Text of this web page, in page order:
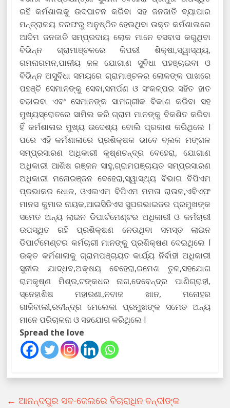
ରହି କର୍ମଶାଳାକୁ ଉଦଘାଟନ କରିବା ସହ ଜନଜାତି ବ୍ୟାପାର
ମନ୍ତ୍ରାଳୟ ତରଫରୁ ଅନୁଷ୍ଠିତ ହେଉଥିବା ଉକ୍ତ କର୍ମଶାଳାରେ
ଆଦିମ ଜନଜାତି ସମ୍ପ୍ରଦାୟ ଲୋକ ମାନେ ବସବାସ କରୁଥିବା
ବିଭିନ୍ନ ଗ୍ରାମାଞ୍ଚଳରେ କିପରୀ ଶିକ୍ଷା,ସ୍ୱାସ୍ଥ୍ୟ,
ଗମନାଗମନ,ପାନୀୟ ଜଳ ଯୋଗାଣ ସୁବିଧା ପହଞ୍ଚାଇବା ଓ
ବିଭିନ୍ନ ଅସୁବିଧା ସମୟରେ ଗ୍ରାମାଞ୍ଚଳର ଲୋକଙ୍କ ପାଖରେ
ପହଞ୍ଚି ସେମାନଙ୍କୁ ସେବା,ସମର୍ପଣ ଓ ସଂକଳ୍ପର ସହିତ ହାତ
ବଢାଇବା ଏବଂ ସେମାନଙ୍କ ସାମଗ୍ରୀକ ବିକାଶ କରିବା ସହ
ମୁଖ୍ୟସ୍ରୋତରେ ସାମିଲ କରି ଗ୍ରାମ ମାନଙ୍କୁ ବିକଶିତ କରିବା
ହିଁ କର୍ମଶାଳାର ମୁଖ୍ୟ ଉଦେଶ୍ୟ ବୋଲି ପ୍ରକାଶ କରିଥିଲେ l
ପରେ ଏହି କର୍ମଶାଳାରେ ପ୍ରଶିକ୍ଷକ ଭାବେ ବ୍ଲକ ମଙ୍ଗଳ
ସମ୍ପ୍ରସାରଣ ଅଧିକାରୀ କୃଷ୍ଣଚନ୍ଦ୍ର ବେହେରା, ଯୋଗାଣ
ଅଧିକାରୀ ଆଶିଷ ରଞ୍ଜନ ସାହୁ,ଗ୍ରାମପଞ୍ଚାୟତ ସମ୍ପ୍ରସାରଣ
ଅଧିକାରୀ ମନୋରଞ୍ଜନ ବେହେରା,ସ୍ୱାସ୍ଥ୍ୟ ବିଭାଗ ବିପିଏମ
ପ୍ରଭାକର ଧୋଳ, ଓଏଲଏମ ବିପିଏମ ମମତା ରାଉଳ,ଏବିଏଫ
ମାନସ କୁମାର ନାୟକ,ଆଇସିଡିଏସ ସୁପରଭାଇଜର ପ୍ରମୁଖଙ୍କ
ସମେତ ଅନ୍ୟ ଲାଇନ ଡିପାର୍ଟମେଣ୍ଟର ଅଧିକାରୀ ଓ କର୍ମଚାରୀ
ଉପସ୍ଥିତ ରହି ପ୍ରଶିକ୍ଷଣ ନେଉଥିବା ସମସ୍ତ ଲାଇନ
ଡିପାର୍ଟମେଣ୍ଟର କର୍ମଚାରୀ ମାନଙ୍କୁ ପ୍ରଶିକ୍ଷଣ ଦେଇଥିଲେ l
ଉକ୍ତ କର୍ମଶାଳାକୁ ଗ୍ରାମପଞ୍ଚାୟତ କାର୍ଯ୍ୟ ନିର୍ବାହୀ ଅଧିକାରୀ
ସୁନୀଲ ଯାଦ୍ଧବ,ଅକ୍ଷୟ ବେହେରା,ରମେଶ ତୁଳ,ସହଯୋଗ
ରାମକୃଷ୍ଣ ମିଶ୍ର,ଟଙ୍କଧର ନାଗ,ଦେବେନ୍ଦ୍ର ପାଣିଗ୍ରାହୀ,
ସ୍ନେହାଶିଷ ମହାରଣା,ନବାଜ ଖାନ, ମନୋହର
ଗାଜିବାଲୀ,ରବୀନ୍ଦ୍ର ମେଲେକା ପ୍ରମୁଖଙ୍କ ସମେତ ଅନ୍ୟ
ମାନେ ପରିଚାଳନା ଓ ସହଯୋଗ କରିଥିଲେ l
Spread the love
← ଆନନ୍ଦପୁର ସବ-ଜେଲରେ ବିଚାରାଧିନ ବନ୍ଦୀଙ୍କ